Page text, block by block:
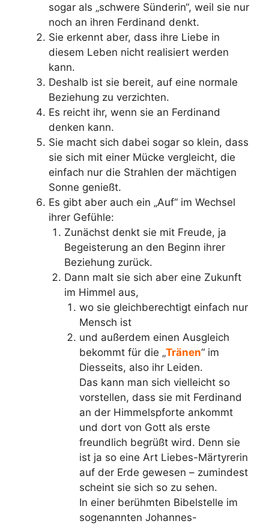
sogar als „schwere Sünderin“, weil sie nur
noch an ihren Ferdinand denkt.
Sie erkennt aber, dass ihre Liebe in
diesem Leben nicht realisiert werden
kann.
Deshalb ist sie bereit, auf eine normale
Beziehung zu verzichten.
Es reicht ihr, wenn sie an Ferdinand
denken kann.
Sie macht sich dabei sogar so klein, dass
sie sich mit einer Mücke vergleicht, die
einfach nur die Strahlen der mächtigen
Sonne genießt.
Es gibt aber auch ein „Auf“ im Wechsel
ihrer Gefühle:
Zunächst denkt sie mit Freude, ja
Begeisterung an den Beginn ihrer
Beziehung zurück.
Dann malt sie sich aber eine Zukunft
im Himmel aus,
wo sie gleichberechtigt einfach nur
Mensch ist
und außerdem einen Ausgleich
bekommt für die „Tränen“ im
Diesseits, also ihr Leiden.
Das kann man sich vielleicht so
vorstellen, dass sie mit Ferdinand
an der Himmelspforte ankommt
und dort von Gott als erste
freundlich begrüßt wird. Denn sie
ist ja so eine Art Liebes-Märtyrerin
auf der Erde gewesen – zumindest
scheint sie sich so zu sehen.
In einer berühmten Bibelstelle im
sogenannten Johannes-